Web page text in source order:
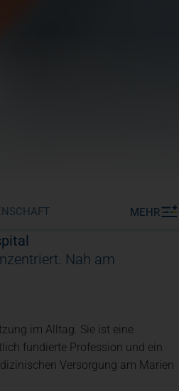
MEHR
Nah am
im Alltag. Sie ist eine
fundierte Profession und ein
Versorgung am Marien